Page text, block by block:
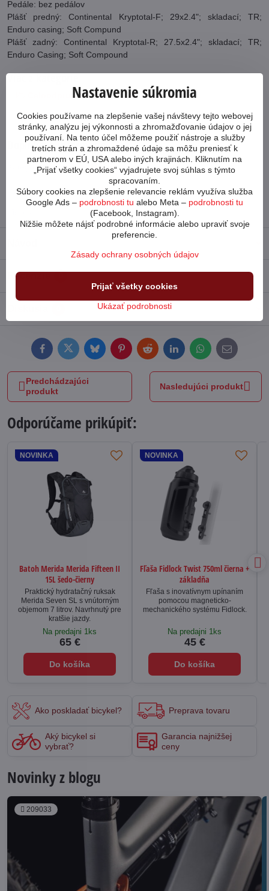
Pedále: bez pedálov
Plášť predný: Continental Kryptotal-F; 29x2.4"; skladací; TR;
Enduro casing; Soft Compund
Plášť zadný: Continental Kryptotal-R; 27.5x2.4"; skladací; TR;
Enduro Casing; Soft Compound
Viac z kategórie
Celoodpružené horské 29" Merida
Bicykle
Doplnkové informácie
Kategória: Merida
Počet prevodov: 1x10
Suntour
Recenzie
Novinky z blogu
209033
FacebookTwitterBlueskyPinterestRedditLinkedInWhatsApp
E-
mail
Predchádzajúci
produkt
Nasledujúci produkt
Odporúčame prikúpiť:
NOVINKA
Batoh Merida Merida Fifteen II
15L šedo-čierny
Praktický hydratačný ruksak
Merida Seven SL s vnútorným
objemom 7 litrov. Navrhnutý pre
kratšie jazdy.
Na predajni 1ks
65 €
Do košíka
NOVINKA
Fľaša Fidlock Twist 750ml čierna +
základňa
Fľaša s inovatívnym upínaním
pomocou magneticko-
mechanického systému Fidlock.
Na predajni 1ks
45 €
Do košíka
Ako poskladať bicykel? Preprava tovaru
Aký bicykel si
vybrať?
Garancia najnižšej
ceny
Nastavenie súkromia
Cookies používame na zlepšenie vašej návštevy tejto webovej
stránky, analýzu jej výkonnosti a zhromažďovanie údajov o jej
používaní. Na tento účel môžeme použiť nástroje a služby
tretích strán a zhromaždené údaje sa môžu preniesť k
partnerom v EÚ, USA alebo iných krajinách. Kliknutím na
„Prijať všetky cookies“ vyjadrujete svoj súhlas s týmto
spracovaním.
Súbory cookies na zlepšenie relevancie reklám využíva služba
Google Ads – podrobnosti tu alebo Meta – podrobnosti tu
(Facebook, Instagram).
Nižšie môžete nájsť podrobné informácie alebo upraviť svoje
preferencie.
Zásady ochrany osobných údajov
Ukázať podrobnosti
Prijať všetky cookies